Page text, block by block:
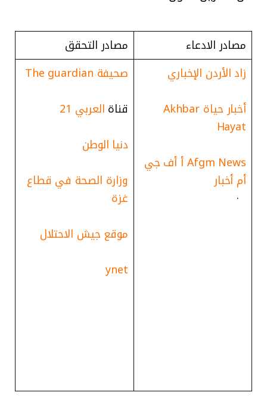
مصادر الادعاء
مصادر التحقق
زاد الأردن الإخباري
أخبار حياة Akhbar
Hayat
Afgm News أ أف جي
أم أخبار
·
صحيفة The guardian
قناة العربي 21
دنيا الوطن
وزارة الصحة في قطاع
غزة
موقع جيش الاحتلال
ynet